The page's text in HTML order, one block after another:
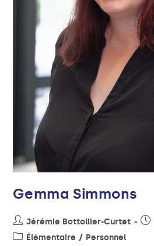
Gemma Simmons
Jérémie Bottollier-Curtet
Élémentaire / Personnel